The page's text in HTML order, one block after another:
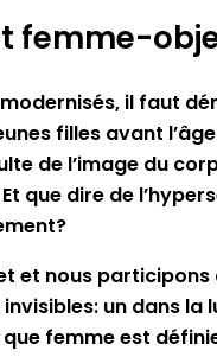
femme-
il faut
filles avant
de l’image du
dire de
et nous
un dans
femme est